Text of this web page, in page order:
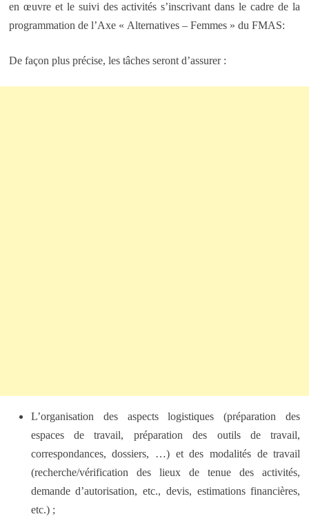
en œuvre et le suivi des activités s’inscrivant dans le cadre de la
programmation de l’Axe « Alternatives – Femmes » du FMAS:
De façon plus précise, les tâches seront d’assurer :
L’organisation des aspects logistiques (préparation des
espaces de travail, préparation des outils de travail,
correspondances, dossiers, …) et des modalités de travail
(recherche/vérification des lieux de tenue des activités,
demande d’autorisation, etc., devis, estimations financières,
etc.) ;